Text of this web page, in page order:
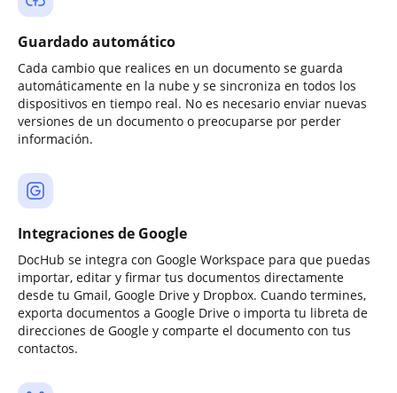
Guardado automático
Cada cambio que realices en un documento se guarda
automáticamente en la nube y se sincroniza en todos los
dispositivos en tiempo real. No es necesario enviar nuevas
versiones de un documento o preocuparse por perder
información.
Integraciones de Google
DocHub se integra con Google Workspace para que puedas
importar, editar y firmar tus documentos directamente
desde tu Gmail, Google Drive y Dropbox. Cuando termines,
exporta documentos a Google Drive o importa tu libreta de
direcciones de Google y comparte el documento con tus
contactos.